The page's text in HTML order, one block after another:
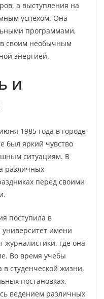
а выступления на
успехом. Она
программами,
своим необычным
энергией.
и
1985 года в городе
был яркий чувство
ситуациям. В
различных
перед своими
поступила в
университет имени
журналистики, где она
Во время учебы
в студенческой жизни,
постановках,
ведением различных